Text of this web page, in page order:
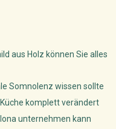
aus Holz können Sie alles
Somnolenz wissen sollte
komplett verändert
unternehmen kann